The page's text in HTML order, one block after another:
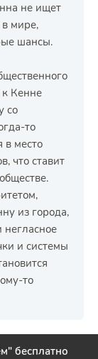
не ищет
в мире,
шансы.
к Кенне
со
то
в место
что ставит
из города,
негласное
и системы
то
бесплатно